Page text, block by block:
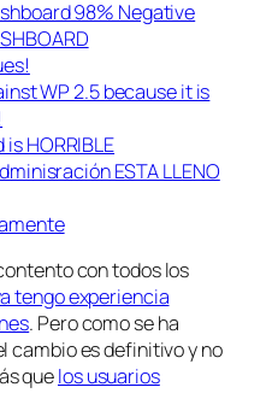
98% Negative
WP 2.5 because it is
HORRIBLE
ESTA LLENO
con todos los
tengo experiencia
. Pero como se ha
cambio es definitivo y no
quelos usuarios